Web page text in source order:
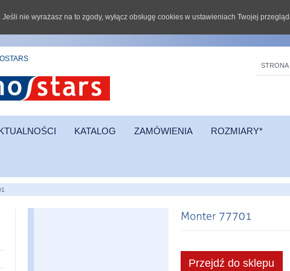
KATALOG ZAMÓWIENIA ROZMIARY*
Przejdź do sklepu
nie wyrażasz na to zgody, wyłącz obsługę cookies w ustawieniach Twojej